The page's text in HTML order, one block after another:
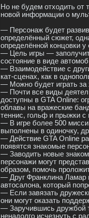
Но не будем отходить от
новой информации о
— Персонаж будет
определённый сюжет,
определённой концовки у
— Цель игры —
состояние в виде
— Взаимодействие с
кат-сценах, как в
— Можно будет играть за
— Почти все виды
доступны в GTA Online:
облавы на вражеские
теннис, гольф и прыжки
— В игре более 500
выполнены в одиночку,
— Действие GTA Online
появятся знакомые
— Заводить новые
персонажи могут
образом, помочь
— Друг Франклина Ламар
автосалона, который
— Если завязать
они могут оказать
— Заручившись дружбой
ненадолго исчезнуть с